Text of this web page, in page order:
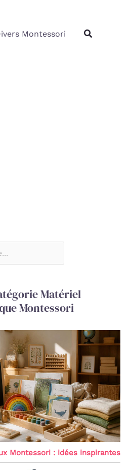
Montessori
Matériel
Montessori
Montessori : idées inspirantes